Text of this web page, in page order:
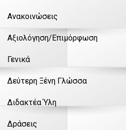
Ανακοινώσεις
Αξιολόγηση/Επιμόρφωση
Γενικά
Δεύτερη Ξένη Γλώσσα
Διδακτέα Ύλη
Δράσεις